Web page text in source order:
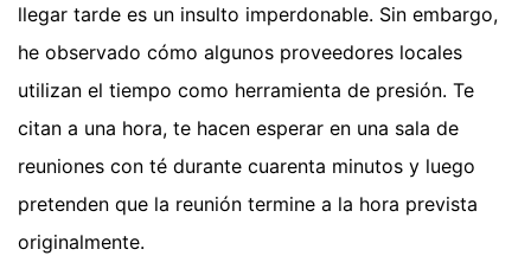
llegar tarde es un insulto imperdonable. Sin embargo,
he observado cómo algunos proveedores locales
utilizan el tiempo como herramienta de presión. Te
citan a una hora, te hacen esperar en una sala de
reuniones con té durante cuarenta minutos y luego
pretenden que la reunión termine a la hora prevista
originalmente.